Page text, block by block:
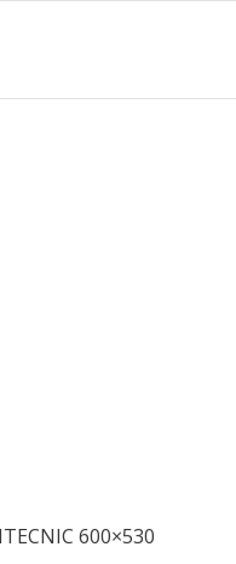
600×530